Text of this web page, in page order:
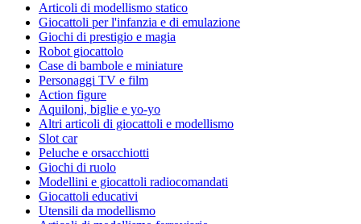
Articoli di modellismo statico
Giocattoli per l'infanzia e di emulazione
Giochi di prestigio e magia
Robot giocattolo
Case di bambole e miniature
Personaggi TV e film
Action figure
Aquiloni, biglie e yo-yo
Altri articoli di giocattoli e modellismo
Slot car
Peluche e orsacchiotti
Giochi di ruolo
Modellini e giocattoli radiocomandati
Giocattoli educativi
Utensili da modellismo